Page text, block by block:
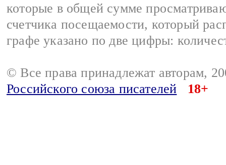
которые в общей сумме
счетчика посещаемости, который
графе указано по две цифры:
© Все права принадлежат авторам,
Российского союза писателей
18+